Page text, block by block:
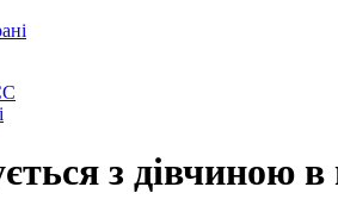
з дівчиною в